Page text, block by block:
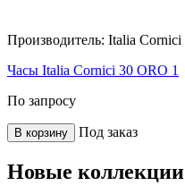
Производитель: Italia Cornici
Часы Italia Cornici 30 ORO 1
По запросу
В корзину Под заказ
Новые коллекции